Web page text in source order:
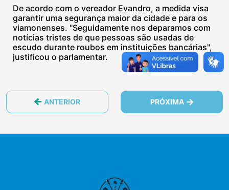
De acordo com o vereador Evandro, a medida visa
garantir uma segurança maior da cidade e para os
viamonenses. "Seguidamente nos deparamos com
notícias tristes de que pessoas são usadas de
escudo durante roubos em instituições bancárias",
justificou o parlamentar.
ANTERIOR PRÓXIMA